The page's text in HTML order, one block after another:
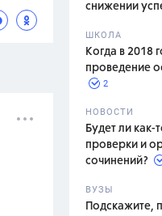
снижении
ШКОЛА
Когда в 2018
проведение
2
НОВОСТИ
Будет ли как-
проверки и
сочинений?
ВУЗЫ
Подскажите,